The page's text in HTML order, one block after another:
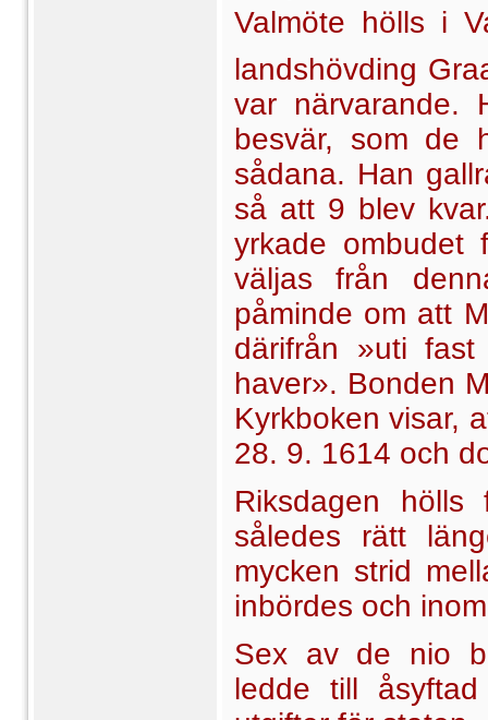
Valmöte hölls i
landshövding
var närvarande.
besvär, som de
sådana. Han
så att 9 blev
yrkade ombudet
väljas från
påminde om att
därifrån »uti
haver». Bonden
Kyrkboken visar,
28. 9. 1614 och
Riksdagen
således rätt
mycken strid
inbördes och
Sex av de nio
ledde till